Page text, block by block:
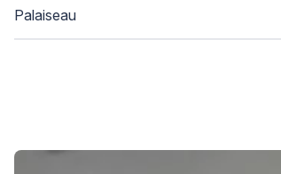
Palaiseau